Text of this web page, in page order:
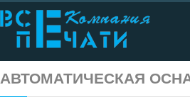
АВТОМАТИЧЕСКАЯ